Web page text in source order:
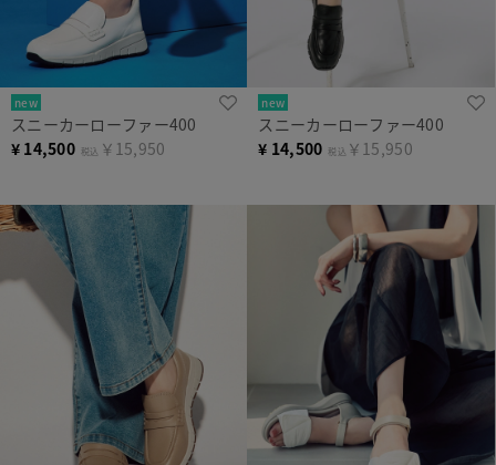
new
スニーカーローファー400
¥ 14,500 税込 ￥15,950
new
スニーカーローファー400
¥ 14,500 税込 ￥15,950